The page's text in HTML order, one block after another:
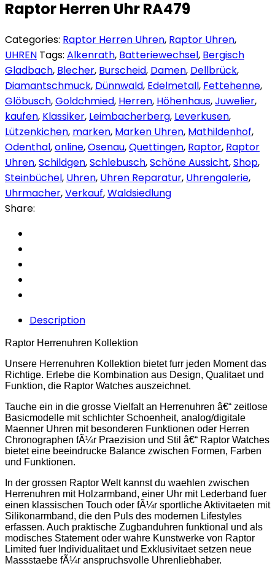
Raptor Herren Uhr RA479
Categories: Raptor Herren Uhren, Raptor Uhren,
UHREN Tags: Alkenrath, Batteriewechsel, Bergisch
Gladbach, Blecher, Burscheid, Damen, Dellbrück,
Diamantschmuck, Dünnwald, Edelmetall, Fettehenne,
Glöbusch,Goldchmied, Herren, Höhenhaus,Juwelier,
kaufen, Klassiker, Leimbacherberg, Leverkusen,
Lützenkichen, marken, Marken Uhren, Mathildenhof,
Odenthal,online,Osenau,Quettingen, Raptor, Raptor
Uhren,Schildgen,Schlebusch,Schöne Aussicht,Shop,
Steinbüchel, Uhren, Uhren Reparatur, Uhrengalerie,
Uhrmacher,Verkauf,Waldsiedlung
Share:
Description
Raptor Herrenuhren Kollektion
Unsere Herrenuhren Kollektion bietet furr jeden Moment das
Richtige. Erlebe die Kombination aus Design, Qualitaet und
Funktion, die Raptor Watches auszeichnet.
Tauche ein in die grosse Vielfalt an Herrenuhren â€“ zeitlose
Basicmodelle mit schlichter Schoenheit, analog/digitale
Maenner Uhren mit besonderen Funktionen oder Herren
Chronographen fÃ¼r Praezision und Stil â€“ Raptor Watches
bietet eine beeindrucke Balance zwischen Formen, Farben
und Funktionen.
In der grossen Raptor Welt kannst du waehlen zwischen
Herrenuhren mit Holzarmband, einer Uhr mit Lederband fuer
einen klassischen Touch oder fÃ¼r sportliche Aktivitaeten mit
Silikonarmband, die den Puls des modernen Lifestyles
erfassen. Auch praktische Zugbanduhren funktional und als
modisches Statement oder wahre Kunstwerke von Raptor
Limited fuer Individualitaet und Exklusivitaet setzen neue
Massstaebe fÃ¼r anspruchsvolle Uhrenliebhaber.